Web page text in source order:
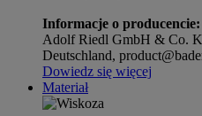
Informacje o producencie:
Adolf Riedl GmbH & Co.
Deutschland,
Dowiedz się więcej
Materiał